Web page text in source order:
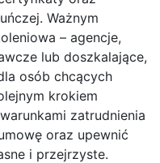
Ważnym
– agencje,
lub doszkalające,
osób chcących
krokiem
zatrudnienia
oraz upewnić
i przejrzyste.